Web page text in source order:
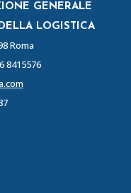
GENERALE
LOGISTICA
Roma
8415576